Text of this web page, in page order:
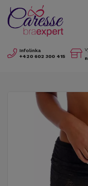
Infolinka
+420 602 300 415